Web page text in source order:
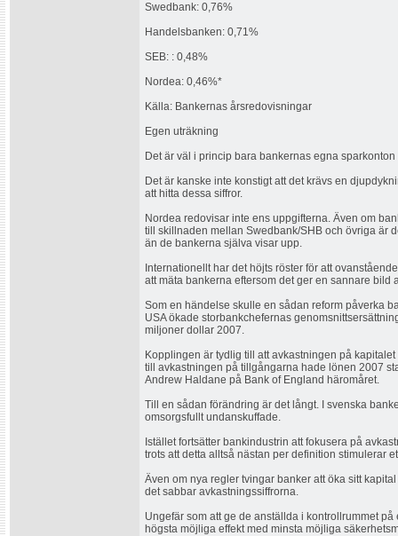
Swedbank: 0,76%
Handelsbanken: 0,71%
SEB: : 0,48%
Nordea: 0,46%*
Källa: Bankernas årsredovisningar
Egen uträkning
Det är väl i princip bara bankernas egna
Det är kanske inte konstigt att det krävs en
att hitta dessa siffror.
Nordea redovisar inte ens uppgifterna. Även om
till skillnaden mellan Swedbank/SHB och övriga är
än de bankerna själva visar upp.
Internationellt har det höjts röster för att
att mäta bankerna eftersom det ger en sannare
Som en händelse skulle en sådan reform påverka
USA ökade storbankchefernas
miljoner dollar 2007.
Kopplingen är tydlig till att avkastningen på
till avkastningen på tillgångarna hade lönen 2007
Andrew Haldane på Bank of England häromåret.
Till en sådan förändring är det långt. I svenska
omsorgsfullt undanskuffade.
Istället fortsätter bankindustrin att fokusera på
trots att detta alltså nästan per definition stimulerar
Även om nya regler tvingar banker att öka sitt
det sabbar avkastningssiffrorna.
Ungefär som att ge de anställda i kontrollrummet
högsta möjliga effekt med minsta möjliga